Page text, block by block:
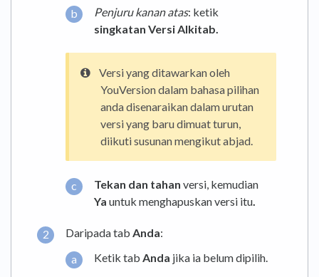
Penjuru kanan atas: ketik
singkatan Versi Alkitab.
Versi yang ditawarkan oleh
YouVersion dalam bahasa pilihan
anda disenaraikan dalam urutan
versi yang baru dimuat turun,
diikuti susunan mengikut abjad.
Tekan dan tahan versi, kemudian
Ya untuk menghapuskan versi itu
Daripada tab Anda:
Ketik tab Anda jika ia belum dipilih.